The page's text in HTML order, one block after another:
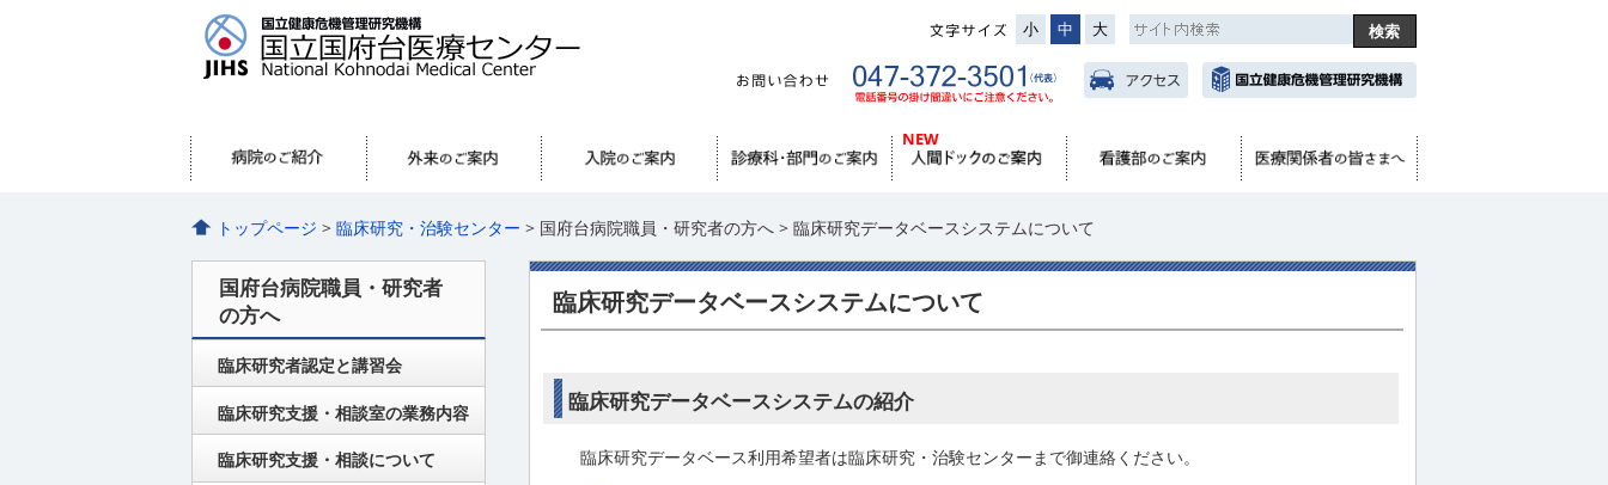
小 中 大
トップページ >臨床研究・治験センター > 国府台病院職員・研究者の方へ > 臨床研究データベースシステムについて
臨床研究データベースシステムについて
臨床研究データベースシステムの紹介
臨床研究データベース利用希望者は臨床研究・治験センターまで御連絡ください。
国府台病院職員・研究者
の方へ
臨床研究者認定と講習会
臨床研究支援・相談室の業務内容
臨床研究支援・相談について